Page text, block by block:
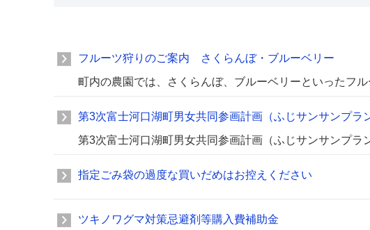
フルーツ狩りのご案内 さくらんぼ・ブルーベリー
町内の農園では、さくらんぼ、ブルーベリーといったフ
第3次富士河口湖町男女共同参画計画（ふじサンサンプラ
第3次富士河口湖町男女共同参画計画（ふじサンサンプラ
指定ごみ袋の過度な買いだめはお控えください
ツキノワグマ対策忌避剤等購入費補助金